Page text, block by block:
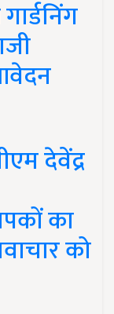
देवेंद्र
का
को